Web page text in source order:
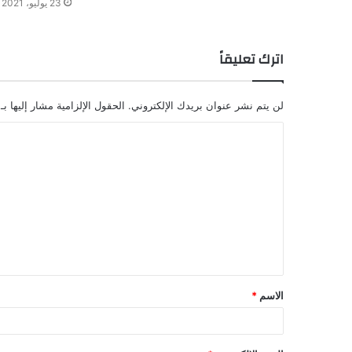
23 يوليو، 2021
اترك تعليقاً
لن يتم نشر عنوان بريدك الإلكتروني. الحقول الإلزامية مشار إليها بـ
الاسم *